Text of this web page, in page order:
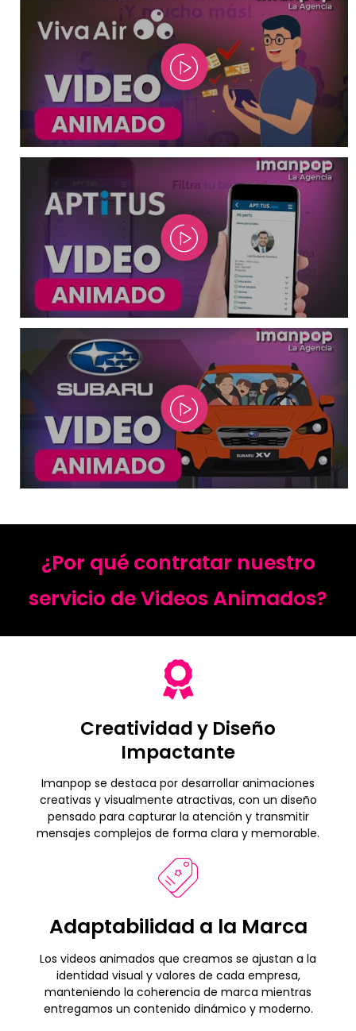
¿Por qué contratar nuestro
servicio de Videos Animados?
Creatividad y Diseño
Impactante
Imanpop se destaca por desarrollar animaciones
creativas y visualmente atractivas, con un diseño
pensado para capturar la atención y transmitir
mensajes complejos de forma clara y memorable.
Adaptabilidad a la Marca
Los videos animados que creamos se ajustan a la
identidad visual y valores de cada empresa,
manteniendo la coherencia de marca mientras
entregamos un contenido dinámico y moderno.